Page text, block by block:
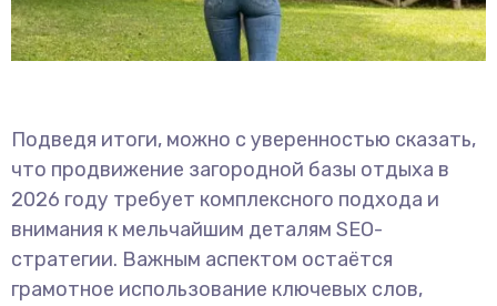
Подведя итоги, можно с уверенностью сказать,
что продвижение загородной базы отдыха в
2026 году требует комплексного подхода и
внимания к мельчайшим деталям SEO-
стратегии. Важным аспектом остаётся
грамотное использование ключевых слов,